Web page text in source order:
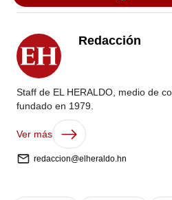
Redacción
Staff de EL HERALDO, medio de
fundado en 1979.
Ver más
redaccion@elheraldo.hn